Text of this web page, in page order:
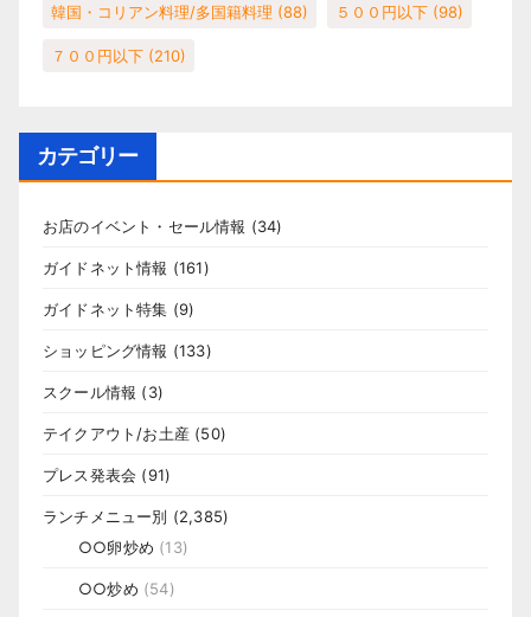
韓国・コリアン料理/多国籍料理 (88) ５００円以下 (98)
７００円以下 (210)
カテゴリー
お店のイベント・セール情報 (34)
ガイドネット情報 (161)
ガイドネット特集 (9)
ショッピング情報 (133)
スクール情報 (3)
テイクアウト/お土産 (50)
プレス発表会 (91)
ランチメニュー別 (2,385)
○○卵炒め (13)
○○炒め (54)